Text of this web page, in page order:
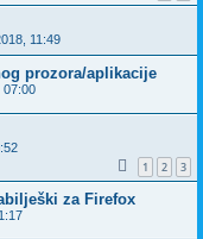
11:49
prozora/aplikacije
07:00
1 2 3
za Firefox